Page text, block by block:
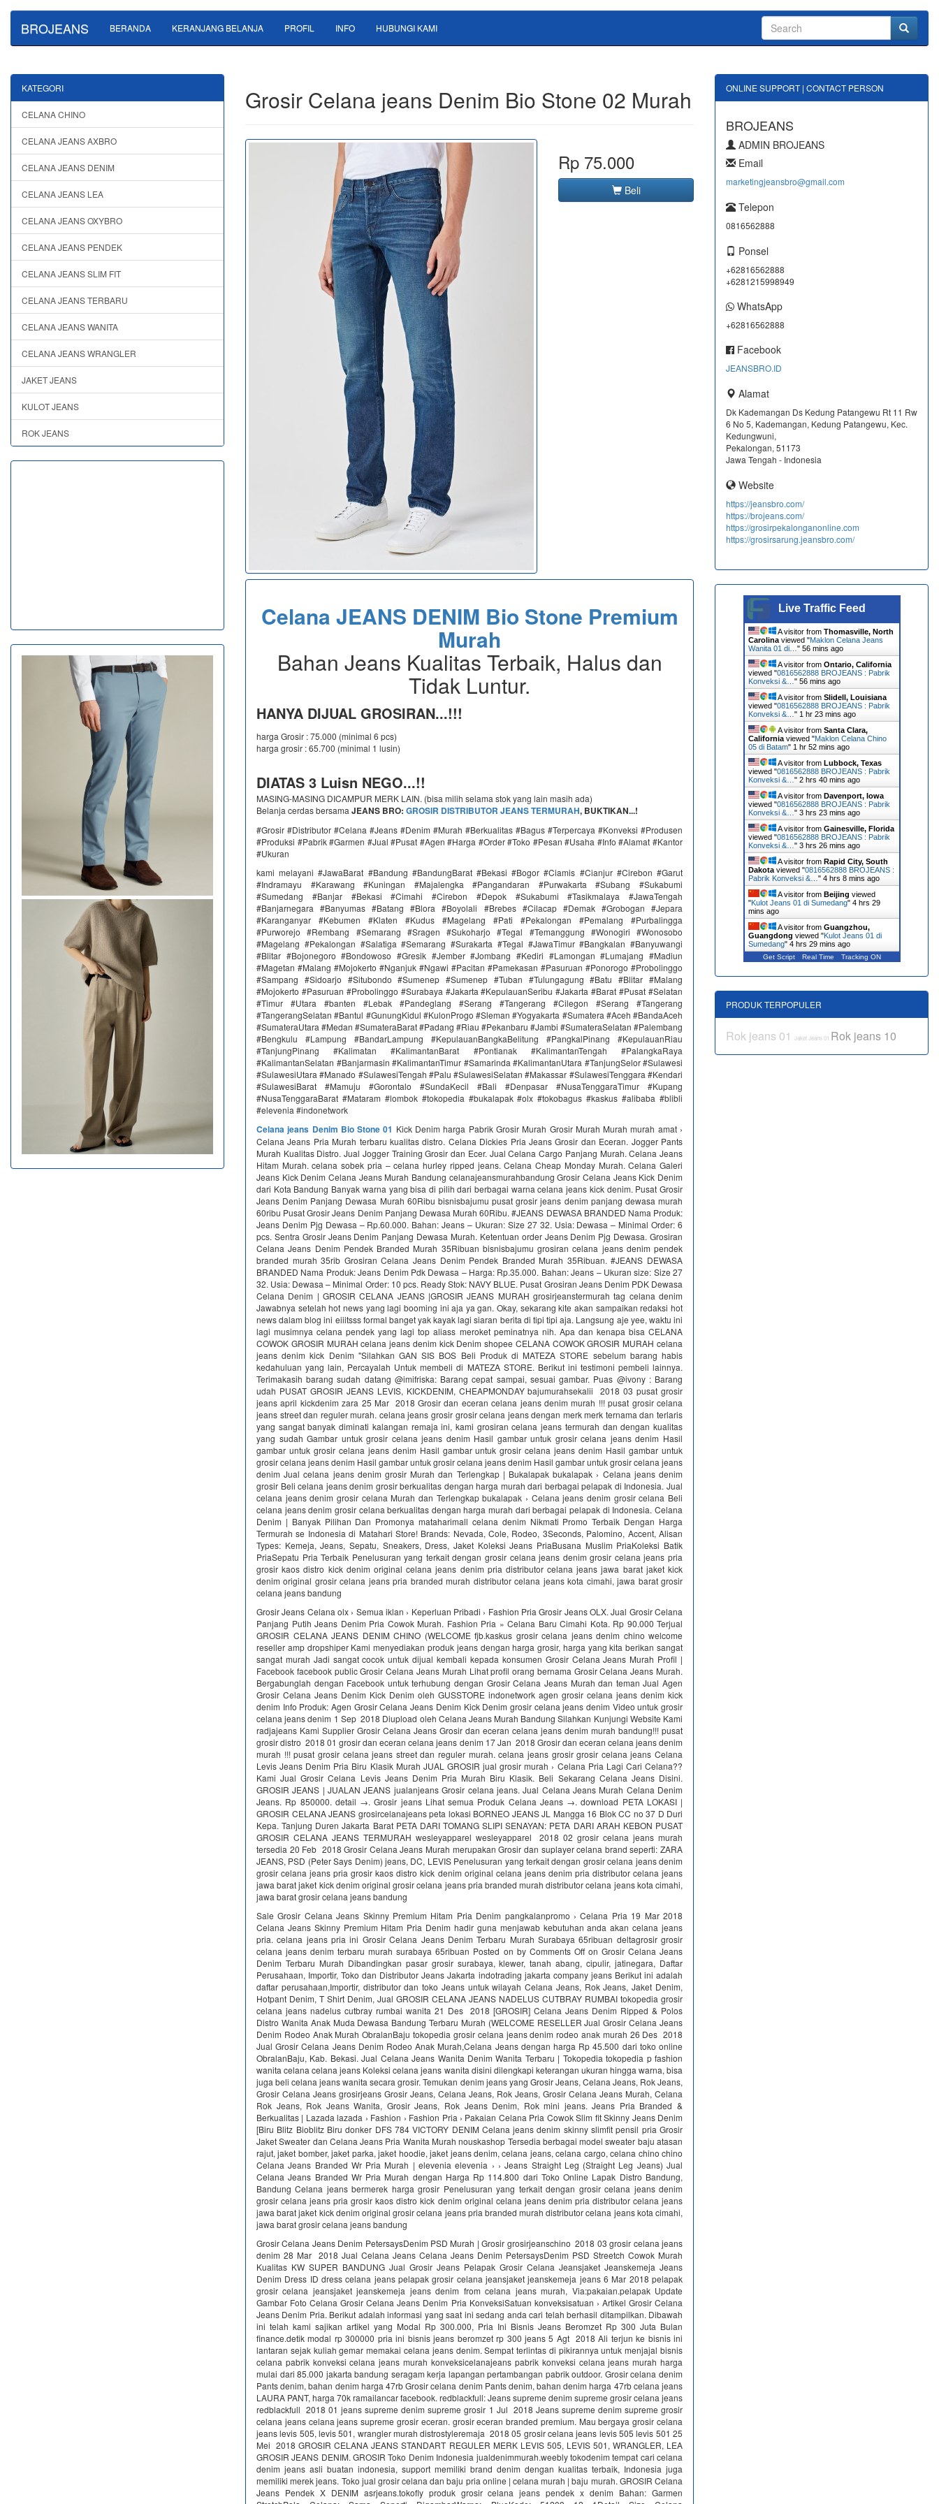
BROJEANS BERANDA KERANJANG BELANJA PROFIL INFO HUBUNGI KAMI
Grosir Celana jeans Denim Bio Stone 02 Murah
Rp 75.000
Beli
Celana JEANS DENIM Bio Stone Premium
Murah
Bahan Jeans Kualitas Terbaik, Halus dan
Tidak Luntur.
HANYA DIJUAL GROSIRAN...!!!
harga Grosir : 75.000 (minimal 6 pcs)
harga grosir : 65.700 (minimal 1 lusin)
DIATAS 3 Luisn NEGO...!!
MASING-MASING DICAMPUR MERK LAIN. (bisa milih selama stok yang lain masih ada)
Belanja cerdas bersama JEANS BRO: GROSIR DISTRIBUTOR JEANS TERMURAH, BUKTIKAN...!
#Grosir #Distributor #Celana #Jeans #Denim #Murah #Berkualitas #Bagus #Terpercaya #Konveksi #Produsen
#Produksi #Pabrik #Garmen #Jual #Pusat #Agen #Harga #Order #Toko #Pesan #Usaha #Info #Alamat #Kantor
#Ukuran
kami melayani #JawaBarat #Bandung #BandungBarat #Bekasi #Bogor #Ciamis #Cianjur #Cirebon #Garut
#Indramayu #Karawang #Kuningan #Majalengka #Pangandaran #Purwakarta #Subang #Sukabumi
#Sumedang #Banjar #Bekasi #Cimahi #Cirebon #Depok #Sukabumi #Tasikmalaya #JawaTengah
#Banjarnegara #Banyumas #Batang #Blora #Boyolali #Brebes #Cilacap #Demak #Grobogan #Jepara
#Karanganyar #Kebumen #Klaten #Kudus #Magelang #Pati #Pekalongan #Pemalang #Purbalingga
#Purworejo #Rembang #Semarang #Sragen #Sukoharjo #Tegal #Temanggung #Wonogiri #Wonosobo
#Magelang #Pekalongan #Salatiga #Semarang #Surakarta #Tegal #JawaTimur #Bangkalan #Banyuwangi
#Blitar #Bojonegoro #Bondowoso #Gresik #Jember #Jombang #Kediri #Lamongan #Lumajang #Madiun
#Magetan #Malang #Mojokerto #Nganjuk #Ngawi #Pacitan #Pamekasan #Pasuruan #Ponorogo #Probolinggo
#Sampang #Sidoarjo #Situbondo #Sumenep #Sumenep #Tuban #Tulungagung #Batu #Blitar #Malang
#Mojokerto #Pasuruan #Probolinggo #Surabaya #Jakarta #KepulauanSeribu #Jakarta #Barat #Pusat #Selatan
#Timur #Utara #banten #Lebak #Pandeglang #Serang #Tangerang #Cilegon #Serang #Tangerang
#TangerangSelatan #Bantul #GunungKidul #KulonProgo #Sleman #Yogyakarta #Sumatera #Aceh #BandaAceh
#SumateraUtara #Medan #SumateraBarat #Padang #Riau #Pekanbaru #Jambi #SumateraSelatan #Palembang
#Bengkulu #Lampung #BandarLampung #KepulauanBangkaBelitung #PangkalPinang #KepulauanRiau
#TanjungPinang #Kalimatan #KalimantanBarat #Pontianak #KalimantanTengah #PalangkaRaya
#KalimantanSelatan #Banjarmasin #KalimantanTimur #Samarinda #KalimantanUtara #TanjungSelor #Sulawesi
#SulawesiUtara #Manado #SulawesiTengah #Palu #SulawesiSelatan #Makassar #SulawesiTenggara #Kendari
#SulawesiBarat #Mamuju #Gorontalo #SundaKecil #Bali #Denpasar #NusaTenggaraTimur #Kupang
#NusaTenggaraBarat #Mataram #lombok #tokopedia #bukalapak #olx #tokobagus #kaskus #alibaba #blibli
#elevenia #indonetwork
Celana jeans Denim Bio Stone 01 Kick Denim harga Pabrik Grosir Murah Grosir Murah Murah murah amat ›
Celana Jeans Pria Murah terbaru kualitas distro. Celana Dickies Pria Jeans Grosir dan Eceran. Jogger Pants
Murah Kualitas Distro. Jual Jogger Training Grosir dan Ecer. Jual Celana Cargo Panjang Murah. Celana Jeans
Hitam Murah. celana sobek pria – celana hurley ripped jeans. Celana Cheap Monday Murah. Celana Galeri
Jeans Kick Denim Celana Jeans Murah Bandung celanajeansmurahbandung Grosir Celana Jeans Kick Denim
dari Kota Bandung Banyak warna yang bisa di pilih dari berbagai warna celana jeans kick denim. Pusat Grosir
Jeans Denim Panjang Dewasa Murah 60Ribu bisnisbajumu pusat grosir jeans denim panjang dewasa murah
60ribu Pusat Grosir Jeans Denim Panjang Dewasa Murah 60Ribu. #JEANS DEWASA BRANDED Nama Produk:
Jeans Denim Pjg Dewasa – Rp.60.000. Bahan: Jeans – Ukuran: Size 27 32. Usia: Dewasa – Minimal Order: 6
pcs. Sentra Grosir Jeans Denim Panjang Dewasa Murah. Ketentuan order Jeans Denim Pjg Dewasa. Grosiran
Celana Jeans Denim Pendek Branded Murah 35Ribuan bisnisbajumu grosiran celana jeans denim pendek
branded murah 35rib Grosiran Celana Jeans Denim Pendek Branded Murah 35Ribuan. #JEANS DEWASA
BRANDED Nama Produk: Jeans Denim Pdk Dewasa – Harga: Rp.35.000. Bahan: Jeans – Ukuran size: Size 27
32. Usia: Dewasa – Minimal Order: 10 pcs. Ready Stok: NAVY BLUE. Pusat Grosiran Jeans Denim PDK Dewasa
Celana Denim | GROSIR CELANA JEANS |GROSIR JEANS MURAH grosirjeanstermurah tag celana denim
Jawabnya setelah hot news yang lagi booming ini aja ya gan. Okay, sekarang kite akan sampaikan redaksi hot
news dalam blog ini eiiitsss formal banget yak kayak lagi siaran berita di tipi tipi aja. Langsung aje yee, waktu ini
lagi musimnya celana pendek yang lagi top aliass meroket peminatnya nih. Apa dan kenapa bisa CELANA
COWOK GROSIR MURAH celana jeans denim kick Denim shopee CELANA COWOK GROSIR MURAH celana
jeans denim kick Denim "Silahkan GAN SIS BOS Beli Produk di MATEZA STORE sebelum barang habis
kedahuluan yang lain, Percayalah Untuk membeli di MATEZA STORE. Berikut ini testimoni pembeli lainnya.
Terimakasih barang sudah datang @imifriska: Barang cepat sampai, sesuai gambar. Puas @ivony : Barang
udah PUSAT GROSIR JEANS LEVIS, KICKDENIM, CHEAPMONDAY bajumurahsekalii 2018 03 pusat grosir
jeans april kickdenim zara 25 Mar 2018 Grosir dan eceran celana jeans denim murah !!! pusat grosir celana
jeans street dan reguler murah. celana jeans grosir grosir celana jeans dengan merk merk ternama dan terlaris
yang sangat banyak diminati kalangan remaja ini, kami grosiran celana jeans termurah dan dengan kualitas
yang sudah Gambar untuk grosir celana jeans denim Hasil gambar untuk grosir celana jeans denim Hasil
gambar untuk grosir celana jeans denim Hasil gambar untuk grosir celana jeans denim Hasil gambar untuk
grosir celana jeans denim Hasil gambar untuk grosir celana jeans denim Hasil gambar untuk grosir celana jeans
denim Jual celana jeans denim grosir Murah dan Terlengkap | Bukalapak bukalapak › Celana jeans denim
grosir Beli celana jeans denim grosir berkualitas dengan harga murah dari berbagai pelapak di Indonesia. Jual
celana jeans denim grosir celana Murah dan Terlengkap bukalapak › Celana jeans denim grosir celana Beli
celana jeans denim grosir celana berkualitas dengan harga murah dari berbagai pelapak di Indonesia. Celana
Denim | Banyak Pilihan Dan Promonya‎ mataharimall celana denim‎ Nikmati Promo Terbaik Dengan Harga
Termurah se Indonesia di Matahari Store! Brands: Nevada, Cole, Rodeo, 3Seconds, Palomino, Accent, Alisan
Types: Kemeja, Jeans, Sepatu, Sneakers, Dress, Jaket Koleksi Jeans PriaBusana Muslim PriaKoleksi Batik
PriaSepatu Pria Terbaik Penelusuran yang terkait dengan grosir celana jeans denim grosir celana jeans pria
grosir kaos distro kick denim original celana jeans denim pria distributor celana jeans jawa barat jaket kick
denim original grosir celana jeans pria branded murah distributor celana jeans kota cimahi, jawa barat grosir
celana jeans bandung
Grosir Jeans Celana olx › Semua iklan › Keperluan Pribadi › Fashion Pria Grosir Jeans OLX. Jual Grosir Celana
Panjang Putih Jeans Denim Pria Cowok Murah. Fashion Pria » Celana Baru Cimahi Kota. Rp 90.000 Terjual
GROSIR CELANA JEANS DENIM CHINO (WELCOME fjb.kaskus grosir celana jeans denim chino welcome
reseller amp dropshiper Kami menyediakan produk jeans dengan harga grosir, harga yang kita berikan sangat
sangat murah Jadi sangat cocok untuk dijual kembali kepada konsumen Grosir Celana Jeans Murah Profil |
Facebook facebook public Grosir Celana Jeans Murah Lihat profil orang bernama Grosir Celana Jeans Murah.
Bergabunglah dengan Facebook untuk terhubung dengan Grosir Celana Jeans Murah dan teman Jual Agen
Grosir Celana Jeans Denim Kick Denim oleh GUSSTORE indonetwork agen grosir celana jeans denim kick
denim Info Produk: Agen Grosir Celana Jeans Denim Kick Denim grosir celana jeans denim Video untuk grosir
celana jeans denim 1 Sep 2018 Diupload oleh Celana Jeans Murah Bandung Silahkan Kunjungi Website Kami
radjajeans Kami Supplier Grosir Celana Jeans Grosir dan eceran celana jeans denim murah bandung!!! pusat
grosir distro 2018 01 grosir dan eceran celana jeans denim 17 Jan 2018 Grosir dan eceran celana jeans denim
murah !!! pusat grosir celana jeans street dan reguler murah. celana jeans grosir grosir celana jeans Celana
Levis Jeans Denim Pria Biru Klasik Murah JUAL GROSIR jual grosir murah › Celana Pria Lagi Cari Celana??
Kami Jual Grosir Celana Levis Jeans Denim Pria Murah Biru Klasik. Beli Sekarang Celana Jeans Disini.
GROSIR JEANS | JUALAN JEANS jualanjeans Grosir celana jeans. Jual Celana Jeans Murah Celana Denim
Jeans. Rp 850000. detail →. Grosir jeans Lihat semua Produk Celana Jeans →. download PETA LOKASI |
GROSIR CELANA JEANS grosircelanajeans peta lokasi BORNEO JEANS JL Mangga 16 Blok CC no 37 D Duri
Kepa. Tanjung Duren Jakarta Barat PETA DARI TOMANG SLIPI SENAYAN: PETA DARI ARAH KEBON PUSAT
GROSIR CELANA JEANS TERMURAH wesleyapparel wesleyapparel 2018 02 grosir celana jeans murah
tersedia 20 Feb 2018 Grosir Celana Jeans Murah merupakan Grosir dan suplayer celana brand seperti: ZARA
JEANS, PSD (Peter Says Denim) jeans, DC, LEVIS Penelusuran yang terkait dengan grosir celana jeans denim
grosir celana jeans pria grosir kaos distro kick denim original celana jeans denim pria distributor celana jeans
jawa barat jaket kick denim original grosir celana jeans pria branded murah distributor celana jeans kota cimahi,
jawa barat grosir celana jeans bandung
Sale Grosir Celana Jeans Skinny Premium Hitam Pria Denim pangkalanpromo › Celana Pria 19 Mar 2018
Celana Jeans Skinny Premium Hitam Pria Denim hadir guna menjawab kebutuhan anda akan celana jeans
pria. celana jeans pria ini Grosir Celana Jeans Denim Terbaru Murah Surabaya 65ribuan deltagrosir grosir
celana jeans denim terbaru murah surabaya 65ribuan Posted on by Comments Off on Grosir Celana Jeans
Denim Terbaru Murah Dibandingkan pasar grosir surabaya, klewer, tanah abang, cipulir, jatinegara, Daftar
Perusahaan, Importir, Toko dan Distributor Jeans Jakarta indotrading jakarta company jeans Berikut ini adalah
daftar perusahaan,Importir, distributor dan toko Jeans untuk wilayah Celana Jeans, Rok Jeans, Jaket Denim,
Hotpant Denim, T Shirt Denim, Jual GROSIR CELANA JEANS NADELUS CUTBRAY RUMBAI tokopedia grosir
celana jeans nadelus cutbray rumbai wanita 21 Des 2018 [GROSIR] Celana Jeans Denim Ripped & Polos
Distro Wanita Anak Muda Dewasa Bandung Terbaru Murah (WELCOME RESELLER Jual Grosir Celana Jeans
Denim Rodeo Anak Murah ObralanBaju tokopedia grosir celana jeans denim rodeo anak murah 26 Des 2018
Jual Grosir Celana Jeans Denim Rodeo Anak Murah,Celana Jeans dengan harga Rp 45.500 dari toko online
ObralanBaju, Kab. Bekasi. Jual Celana Jeans Wanita Denim Wanita Terbaru | Tokopedia tokopedia p fashion
wanita celana celana jeans Koleksi celana jeans wanita disini dilengkapi keterangan ukuran hingga warna, bisa
juga beli celana jeans wanita secara grosir. Temukan denim jeans yang Grosir Jeans, Celana Jeans, Rok Jeans,
Grosir Celana Jeans grosirjeans Grosir Jeans, Celana Jeans, Rok Jeans, Grosir Celana Jeans Murah, Celana
Rok Jeans, Rok Jeans Wanita, Grosir Jeans, Rok Jeans Denim, Rok mini jeans. Jeans Pria Branded &
Berkualitas | Lazada lazada › Fashion › Fashion Pria › Pakaian Celana Pria Cowok Slim fit Skinny Jeans Denim
[Biru Blitz Bioblitz Biru donker DFS 784 VICTORY DENIM Celana jeans denim skinny slimfit pensil pria Grosir
Jaket Sweater dan Celana Jeans Pria Wanita Murah nouskashop Tersedia berbagai model sweater baju atasan
rajut, jaket bomber, jaket parka, jaket hoodie, jaket jeans denim, celana jeans, celana cargo, celana chino chino
Celana Jeans Branded Wr Pria Murah | elevenia elevenia › › Jeans Straight Leg (Straight Leg Jeans) Jual
Celana Jeans Branded Wr Pria Murah dengan Harga Rp 114.800 dari Toko Online Lapak Distro Bandung,
Bandung Celana jeans bermerek harga grosir Penelusuran yang terkait dengan grosir celana jeans denim
grosir celana jeans pria grosir kaos distro kick denim original celana jeans denim pria distributor celana jeans
jawa barat jaket kick denim original grosir celana jeans pria branded murah distributor celana jeans kota cimahi,
jawa barat grosir celana jeans bandung
Grosir Celana Jeans Denim PetersaysDenim PSD Murah | Grosir grosirjeanschino 2018 03 grosir celana jeans
denim 28 Mar 2018 Jual Celana Jeans Celana Jeans Denim PetersaysDenim PSD Streetch Cowok Murah
Kualitas KW SUPER BANDUNG Jual Grosir Jeans Pelapak Grosir Celana Jeansjaket Jeanskemeja Jeans
Denim Dress ID dress celana jeans pelapak grosir celana jeansjaket jeanskemeja jeans 6 Mar 2018 pelapak
grosir celana jeansjaket jeanskemeja jeans denim from celana jeans murah, Via:pakaian.pelapak Update
Gambar Foto Celana Grosir Celana Jeans Denim Pria KonveksiSatuan konveksisatuan › Artikel Grosir Celana
Jeans Denim Pria. Berikut adalah informasi yang saat ini sedang anda cari telah berhasil ditampilkan. Dibawah
ini telah kami sajikan artikel yang Modal Rp 300.000, Pria Ini Bisnis Jeans Beromzet Rp 300 Juta Bulan
finance.detik modal rp 300000 pria ini bisnis jeans beromzet rp 300 jeans 5 Agt 2018 Ali terjun ke bisnis ini
lantaran sejak kuliah gemar memakai celana jeans denim. Sempat terlintas di pikirannya untuk menjajal bisnis
celana pabrik konveksi celana jeans murah konveksicelanajeans pabrik konveksi celana jeans murah harga
mulai dari 85.000 jakarta bandung seragam kerja lapangan pertambangan pabrik outdoor. Grosir celana denim
Pants denim, bahan denim harga 47rb Grosir celana denim Pants denim, bahan denim harga 47rb celana jeans
LAURA PANT, harga 70k ramailancar facebook. redblackfull: Jeans supreme denim supreme grosir celana jeans
redblackfull 2018 01 jeans supreme denim supreme grosir 1 Jul 2018 Jeans supreme denim supreme grosir
celana jeans celana jeans supreme grosir eceran. grosir eceran branded premium. Mau bergaya grosir celana
jeans levis 505, levis 501, wrangler murah distrostyleremaja 2018 05 grosir celana jeans levis 505 levis 501 25
Mei 2018 GROSIR CELANA JEANS STANDART REGULER MERK LEVIS 505, LEVIS 501, WRANGLER, LEA
GROSIR JEANS DENIM. GROSIR Toko Denim Indonesia jualdenimmurah.weebly tokodenim tempat cari celana
denim jeans asli buatan indonesia, support memiliki brand denim dengan kualitas terbaik, Indonesia juga
memiliki merek jeans. Toko jual grosir celana dan baju pria online | celana murah | baju murah. GROSIR Celana
Jeans Pendek X DENIM asrjeans.tokofly produk grosir celana jeans pendek x denim Bahan: Garmen
KATEGORI
CELANA CHINO
CELANA JEANS AXBRO
CELANA JEANS DENIM
CELANA JEANS LEA
CELANA JEANS OXYBRO
CELANA JEANS PENDEK
CELANA JEANS SLIM FIT
CELANA JEANS TERBARU
CELANA JEANS WANITA
CELANA JEANS WRANGLER
JAKET JEANS
KULOT JEANS
ROK JEANS
ONLINE SUPPORT | CONTACT PERSON
BROJEANS
ADMIN BROJEANS
Email
marketingjeansbro@gmail.com
Telepon
0816562888
Ponsel
+62816562888
+6281215998949
WhatsApp
+62816562888
Facebook
JEANSBRO.ID
Alamat
Dk Kademangan Ds Kedung Patangewu Rt 11 Rw
6 No 5, Kademangan, Kedung Patangewu, Kec.
Kedungwuni,
Pekalongan, 51173
Jawa Tengah - Indonesia
Website
https://jeansbro.com/
https://brojeans.com/
https://grosirpekalonganonline.com
https://grosirsarung.jeansbro.com/
Live Traffic Feed
A visitor from Thomasville, North
Carolinaviewed "Maklon Celana Jeans
Wanita 01 di… " 56 mins ago
A visitor from Ontario, California
viewed "0816562888 BROJEANS : Pabrik
Konveksi &… " 56 mins ago
A visitor from Slidell, Louisiana
viewed "0816562888 BROJEANS : Pabrik
Konveksi &… " 1 hr 23 mins ago
A visitor from Santa Clara,
Californiaviewed "Maklon Celana Chino
05 di Batam" 1 hr 52 mins ago
A visitor from Lubbock, Texas
viewed "0816562888 BROJEANS : Pabrik
Konveksi &… " 2 hrs 40 mins ago
A visitor from Davenport, Iowa
viewed "0816562888 BROJEANS : Pabrik
Konveksi &… " 3 hrs 23 mins ago
A visitor from Gainesville, Florida
viewed "0816562888 BROJEANS : Pabrik
Konveksi &… " 3 hrs 26 mins ago
A visitor from Rapid City, South
Dakotaviewed "0816562888 BROJEANS :
Pabrik Konveksi &… " 4 hrs 8 mins ago
A visitor from Beijing viewed
"Kulot Jeans 01 di Sumedang" 4 hrs 29
mins ago
A visitor from Guangzhou,
Guangdong viewed "Kulot Jeans 01 di
Sumedang" 4 hrs 29 mins ago
Get Script Real Time Tracking ON
PRODUK TERPOPULER
Rok jeans 01 Jaket Jeans 01 Rok jeans 10